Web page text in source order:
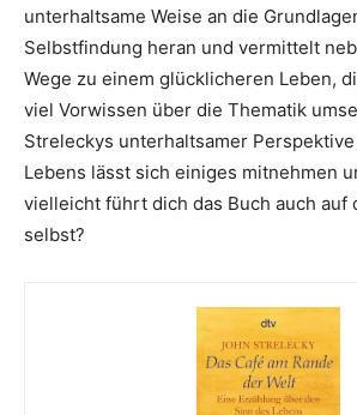
unterhaltsame Weise an die
Selbstfindung heran und vermittelt
Wege zu einem glücklicheren Leben,
viel Vorwissen über die Thematik
Streleckys unterhaltsamer
Lebens lässt sich einiges mitnehmen
vielleicht führt dich das Buch auch auf
selbst?